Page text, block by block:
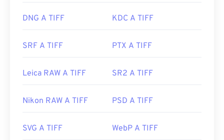
DNG A TIFF KDC A TIFF
SRF A TIFF PTX A TIFF
Leica RAW A TIFF SR2 A TIFF
Nikon RAW A TIFF PSD A TIFF
SVG A TIFF WebP A TIFF